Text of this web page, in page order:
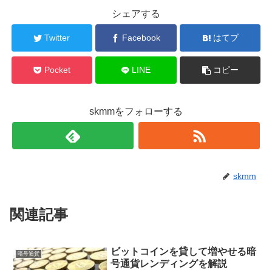
シェアする
Twitter Facebook はてブ
Pocket LINE コピー
skmmをフォローする
skmm
関連記事
暗号通貨
ビットコインを貸して増やせる暗
号通貨レンディングを解説